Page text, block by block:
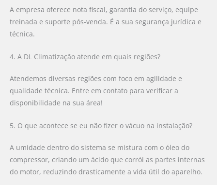
A empresa oferece nota fiscal, garantia do serviço, equipe
treinada e suporte pós-venda. É a sua segurança jurídica e
técnica.
4. A DL Climatização atende em quais regiões?
Atendemos diversas regiões com foco em agilidade e
qualidade técnica. Entre em contato para verificar a
disponibilidade na sua área!
5. O que acontece se eu não fizer o vácuo na instalação?
A umidade dentro do sistema se mistura com o óleo do
compressor, criando um ácido que corrói as partes internas
do motor, reduzindo drasticamente a vida útil do aparelho.